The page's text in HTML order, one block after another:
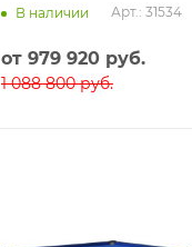
В наличии Арт.: 31534
от 979 920 руб.
1 088 800 руб.